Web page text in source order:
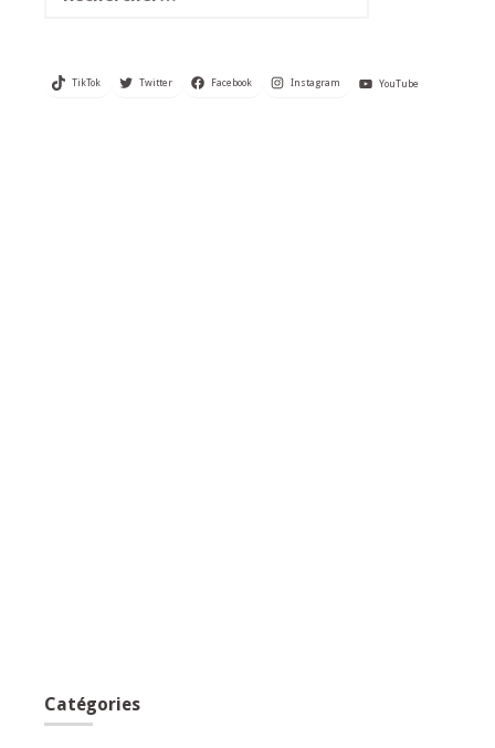
TikTok Twitter Facebook Instagram YouTube
Catégories